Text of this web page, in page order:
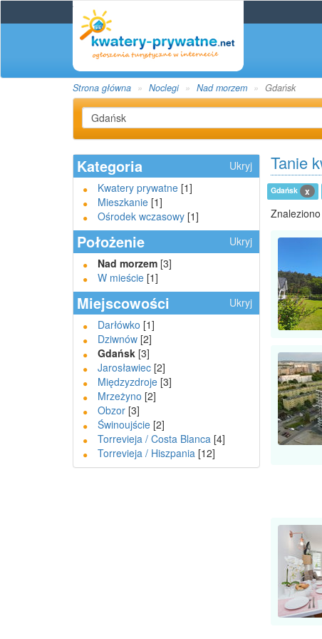
Strona główna Noclegi Nad morzem Gdańsk
Kategoria
Ukryj
Kwatery prywatne [1]
Mieszkanie [1]
Ośrodek wczasowy [1]
Położenie
Ukryj
Nad morzem [3]
W mieście [1]
Miejscowości
Ukryj
Darłówko [1]
Dziwnów [2]
Gdańsk [3]
Jarosławiec [2]
Międzyzdroje [3]
Mrzeżyno [2]
Obzor [3]
Świnoujście [2]
Torrevieja / Costa Blanca [4]
Torrevieja / Hiszpania [12]
Tanie
Gdańsk x